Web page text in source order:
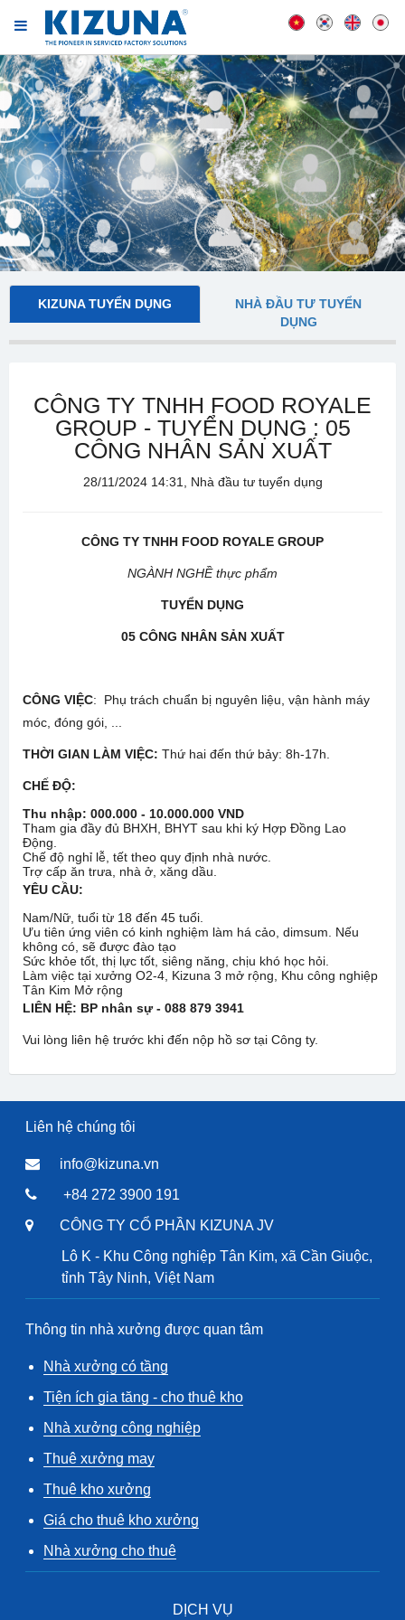
KIZUNA TUYỂN DỤNG
NHÀ ĐẦU TƯ TUYỂN
DỤNG
CÔNG TY TNHH FOOD ROYALE
GROUP - TUYỂN DỤNG : 05
CÔNG NHÂN SẢN XUẤT
28/11/2024 14:31, Nhà đầu tư tuyển dụng
CÔNG TY TNHH FOOD ROYALE GROUP
NGÀNH NGHỀ thực phẩm
TUYỂN DỤNG
05CÔNG NHÂN SẢN XUẤT
CÔNG VIỆC: Phụ trách chuẩn bị nguyên liệu, vận hành máy
móc, đóng gói, ...
THỜI GIAN LÀM VIỆC: Thứ hai đến thứ bảy: 8h-17h.
CHẾ ĐỘ:
Thu nhập: 000.000 - 10.000.000 VND
Tham gia đầy đủ BHXH, BHYT sau khi ký Hợp Đồng Lao
Động.
Chế độ nghỉ lễ, tết theo quy định nhà nước.
Trợ cấp ăn trưa, nhà ở, xăng dầu.
YÊU CẦU:
Nam/Nữ, tuổi từ 18 đến 45 tuổi.
Ưu tiên ứng viên có kinh nghiệm làm há cảo, dimsum. Nếu
không có, sẽ được đào tạo
Sức khỏe tốt, thị lực tốt, siêng năng, chịu khó học hỏi.
Làm việc tại xưởng O2-4, Kizuna 3 mở rộng, Khu công nghiệp
Tân Kim Mở rộng
LIÊN HỆ: BP nhân sự - 088 879 3941
Vui lòng liên hệ trước khi đến nộp hồ sơ tại Công ty.
Liên hệ chúng tôi
info@kizuna.vn
+84 272 3900 191
CÔNG TY CỔ PHẦN KIZUNA JV
Lô K - Khu Công nghiệp Tân Kim, xã Cần Giuộc,
tỉnh Tây Ninh, Việt Nam
Thông tin nhà xưởng được quan tâm
Nhà xưởng có tầng
Tiện ích gia tăng - cho thuê kho
Nhà xưởng công nghiệp
Thuê xưởng may
Thuê kho xưởng
Giá cho thuê kho xưởng
Nhà xưởng cho thuê
DỊCH VỤ